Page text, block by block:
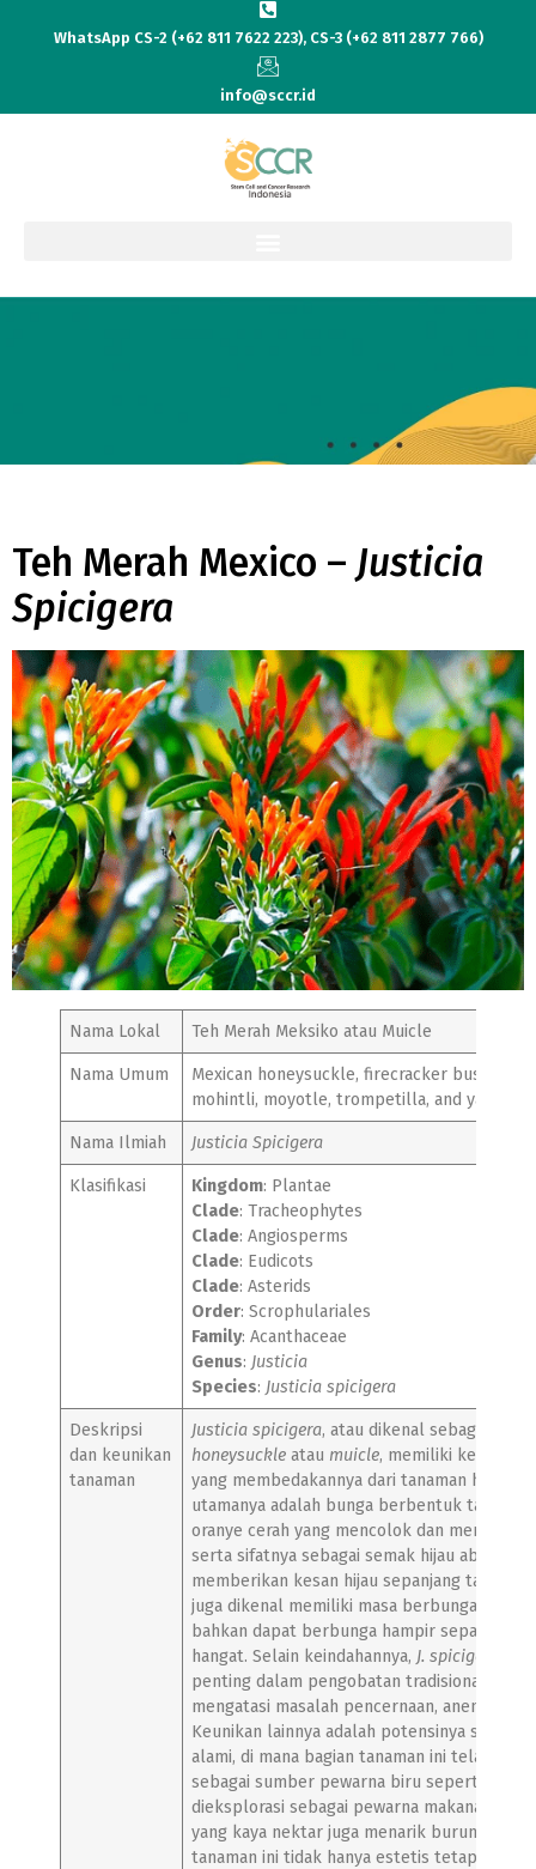
WhatsApp CS-2 (+62 811 7622 223), CS-3 (+62 811 2877 766)
info@sccr.id
Teh Merah Mexico – Justicia
Spicigera
Nama Lokal Teh Merah Meksiko atau Muicle
Nama Umum
Mexican honeysuckle, firecracker bush,
mohintli, moyotle, trompetilla, and yaxan.
Nama Ilmiah Justicia Spicigera
Klasifikasi Kingdom: Plantae
Clade: Tracheophytes
Clade: Angiosperms
Clade: Eudicots
Clade: Asterids
Order: Scrophulariales
Family: Acanthaceae
Genus: Justicia
Species: Justicia spicigera
Deskripsi
dan keunikan
tanaman
Justicia spicigera, atau dikenal sebagai
honeysuckle atau muicle, memiliki keunikan
yang membedakannya dari tanaman hias
utamanya adalah bunga berbentuk tabung
oranye cerah yang mencolok dan menarik
serta sifatnya sebagai semak hijau abadi (
memberikan kesan hijau sepanjang tahun.
juga dikenal memiliki masa berbunga yang
bahkan dapat berbunga hampir sepanjang
hangat. Selain keindahannya, J. spicigera
penting dalam pengobatan tradisional,
mengatasi masalah pencernaan, anemia,
Keunikan lainnya adalah potensinya sebagai
alami, di mana bagian tanaman ini telah
sebagai sumber pewarna biru seperti
dieksplorasi sebagai pewarna makanan
yang kaya nektar juga menarik burung
tanaman ini tidak hanya estetis tetapi juga